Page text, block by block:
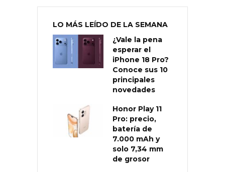
LO MÁS LEÍDO DE LA SEMANA
¿Vale la pena
esperar el
iPhone 18 Pro?
Conoce sus 10
principales
novedades
Honor Play 11
Pro: precio,
batería de
7.000 mAh y
solo 7,34 mm
de grosor